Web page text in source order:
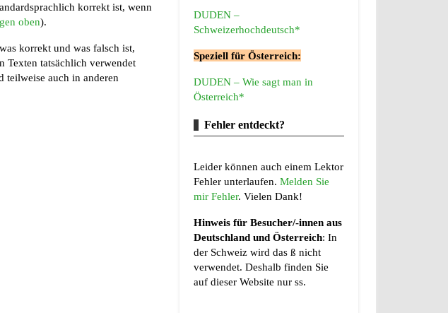
korrekt ist, wenn
oben).
korrekt und was falsch ist,
Texten tatsächlich verwendet
teilweise auch in anderen
DUDEN –
Schweizerhochdeutsch*
Speziell für Österreich:
DUDEN – Wie sagt man in
Österreich*
Fehler entdeckt?
Leider können auch einem Lektor
Fehler unterlaufen. Melden Sie
mir Fehler. Vielen Dank!
Hinweis für Besucher/-innen aus
Deutschland und Österreich: In
der Schweiz wird das ß nicht
verwendet. Deshalb finden Sie
auf dieser Website nur ss.